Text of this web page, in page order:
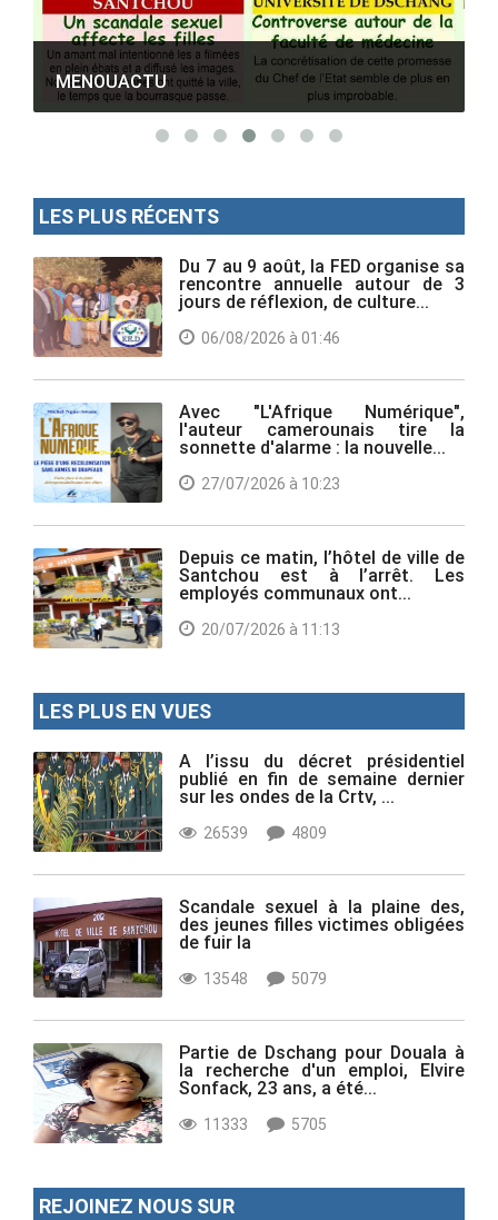
MENOUACTU
LES PLUS RÉCENTS
Du 7 au 9 août, la FED organise sa
rencontre annuelle autour de 3
jours de réflexion, de culture...
06/08/2026 à 01:46
Avec "L'Afrique Numérique",
l'auteur camerounais tire la
sonnette d'alarme : la nouvelle...
27/07/2026 à 10:23
Depuis ce matin, l’hôtel de ville de
Santchou est à l’arrêt. Les
employés communaux ont...
20/07/2026 à 11:13
LES PLUS EN VUES
A l’issu du décret présidentiel
publié en fin de semaine dernier
sur les ondes de la Crtv, ...
26539 4809
Scandale sexuel à la plaine des,
des jeunes filles victimes obligées
de fuir la
13548 5079
Partie de Dschang pour Douala à
la recherche d'un emploi, Elvire
Sonfack, 23 ans, a été...
11333 5705
REJOINEZ NOUS SUR